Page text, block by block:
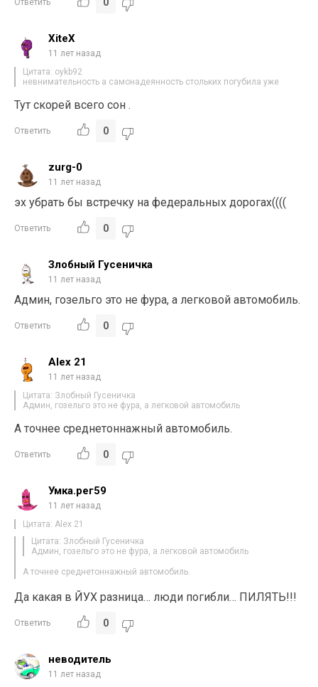
Ответить 0
XiteX
11 лет назад
Цитата: oykb92
невнимательность а самонадеянность стольких погубила уже
Тут скорей всего сон .
Ответить 0
zurg-0
11 лет назад
эх убрать бы встречку на федеральных дорогах((((
Ответить 0
Злобный Гусеничка
11 лет назад
Админ, гозельго это не фура, а легковой автомобиль.
Ответить 0
Alex 21
11 лет назад
Цитата: Злобный Гусеничка
Админ, гозельго это не фура, а легковой автомобиль
А точнее среднетоннажный автомобиль.
Ответить 0
Умка.рег59
11 лет назад
Цитата: Alex 21
Цитата: Злобный Гусеничка
Админ, гозельго это не фура, а легковой автомобиль
А точнее среднетоннажный автомобиль.
Да какая в ЙУХ разница… люди погибли… ПИЛЯТЬ!!!
Ответить 0
неводитель
11 лет назад